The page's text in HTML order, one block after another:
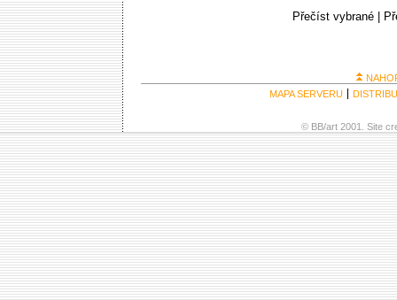
Přečíst vybrané|
MAPA SERVERU
© BB/art 2001. Site